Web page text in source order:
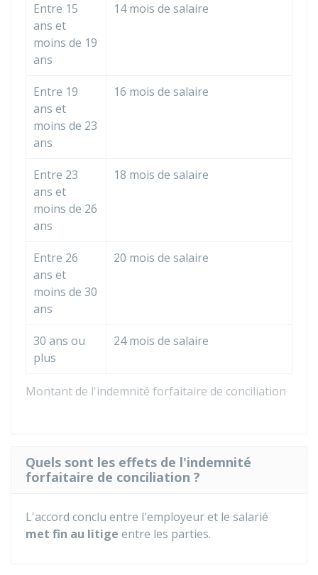
Montant de l'indemnité forfaitaire de conciliation
Entre 15
ans et
moins de 19
ans
14 mois de salaire
Entre 19
ans et
moins de 23
ans
16 mois de salaire
Entre 23
ans et
moins de 26
ans
18 mois de salaire
Entre 26
ans et
moins de 30
ans
20 mois de salaire
30 ans ou
plus
24 mois de salaire
Quels sont les effets de l'indemnité
forfaitaire de conciliation ?
L'accord conclu entre l'employeur et le salarié
met fin au litige entre les parties.